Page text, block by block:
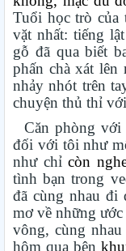
Tuổi học trò của
vặt nhất: tiếng
gỗ đã qua biết
phấn chà xát lên
nhảy nhót trên
chuyện thủ thỉ
Căn phòng với
đối với tôi như
như chỉcòn
tình bạn trong
đã cùng nhau đi
mơ về những
vông, cùng
hôm qua bên